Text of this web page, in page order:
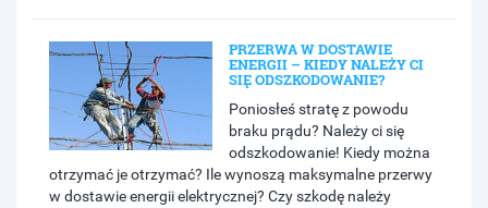
PRZERWA W DOSTAWIE
ENERGII – KIEDY NALEŻY CI
SIĘ ODSZKODOWANIE?
Poniosłeś stratę z powodu
braku prądu? Należy ci się
odszkodowanie! Kiedy można
otrzymać je otrzymać? Ile wynoszą maksymalne przerwy
w dostawie energii elektrycznej? Czy szkodę należy